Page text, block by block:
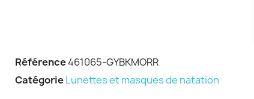
Référence461065-GYBKMORR
CatégorieLunettes et masques de natation